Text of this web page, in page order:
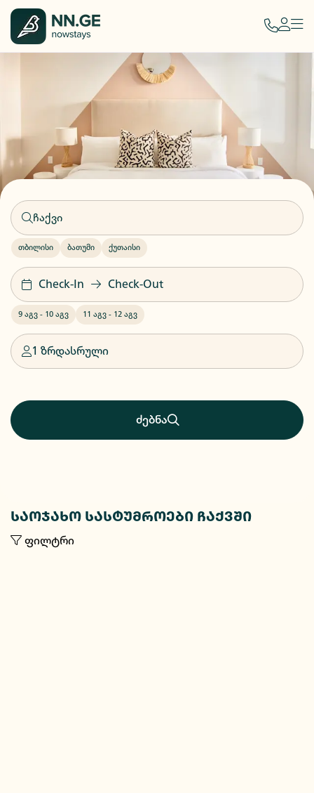
თბილისი ბათუმი ქუთაისი
Check-In Check-Out
9 აგვ - 10 აგვ 11 აგვ - 12 აგვ
1 ზრდასრული
ძებნა
საოჯახო სასტუმროები ჩაქვში
ფილტრი